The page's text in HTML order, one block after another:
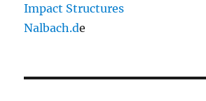
Impact Structures
Nalbach.de